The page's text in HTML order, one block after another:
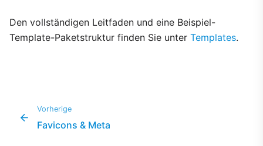
Den vollständigen Leitfaden und eine Beispiel-
Template-Paketstruktur finden Sie unter Templates.
Vorherige
Favicons & Meta